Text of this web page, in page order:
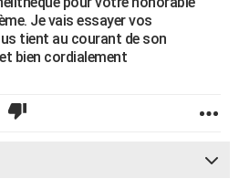
Je vais essayer vos
tient au courant de son
bien cordialement